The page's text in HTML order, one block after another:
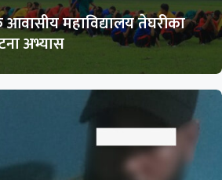
महाविद्यालय तेघरीका
अभ्यास